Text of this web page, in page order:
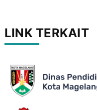
LINK TERKAIT